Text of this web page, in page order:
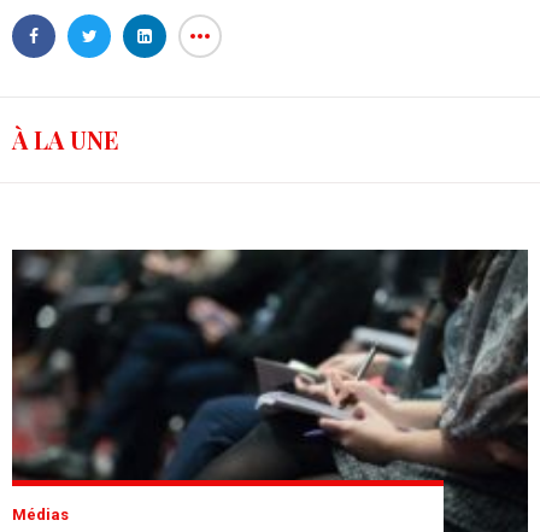
À LA UNE
Médias